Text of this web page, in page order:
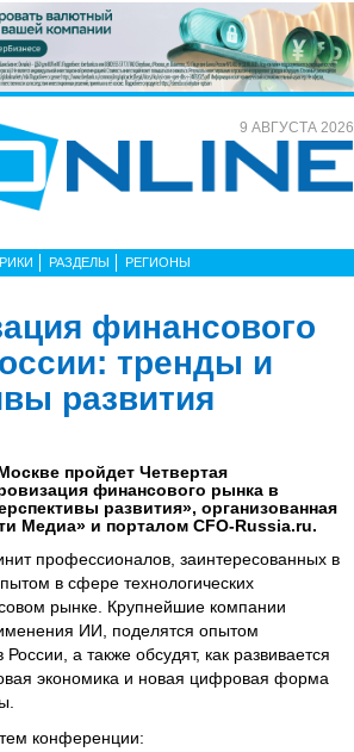
9 АВГУСТА 2026
РАЗДЕЛЫ РЕГИОНЫ
финансового
тренды и
развития
пройдет Четвертая
финансового рынка в
развития», организованная
Медиа» и порталом CFO-Russia.ru.
профессионалов, заинтересованных в
в сфере технологических
рынке. Крупнейшие компании
ИИ, поделятся опытом
а также обсудят, как развивается
экономика и новая цифровая форма
конференции: